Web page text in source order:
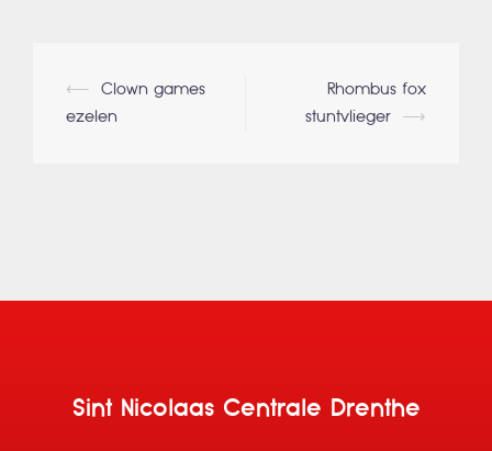
Berichtnavigatie
⟵
Clown games
ezelen
Rhombus fox
stuntvlieger
⟶
Sint Nicolaas Centrale Drenthe